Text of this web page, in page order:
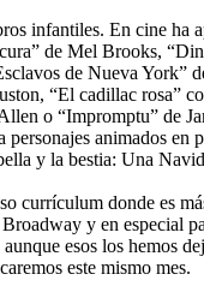
infantiles. En cine ha
de Mel Brooks,
de Nueva York”
“El cadillac rosa”
o “Impromptu” de
personajes animados en
y la bestia: Una
currículum donde es
y en especial
esos los hemos
este mismo mes.